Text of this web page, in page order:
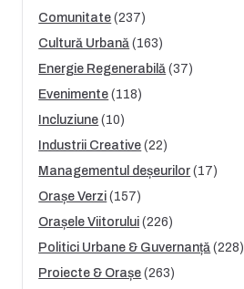
Comunitate (237)
Cultură Urbană (163)
Energie Regenerabilă (37)
Evenimente (118)
Incluziune (10)
Industrii Creative (22)
Managementul deșeurilor (17)
Orașe Verzi (157)
Orașele Viitorului (226)
Politici Urbane & Guvernanță (228)
Proiecte & Orașe (263)